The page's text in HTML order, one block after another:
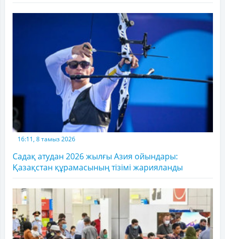
16:11, 8 тамыз 2026
Садақ атудан 2026 жылғы Азия ойындары:
Қазақстан құрамасының тізімі жарияланды